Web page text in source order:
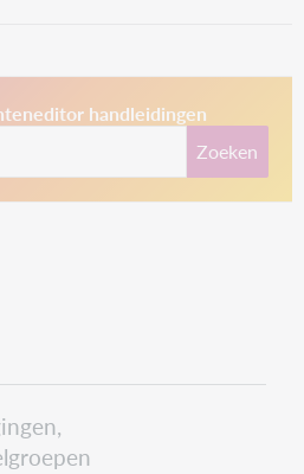
handleidingen
Zoeken